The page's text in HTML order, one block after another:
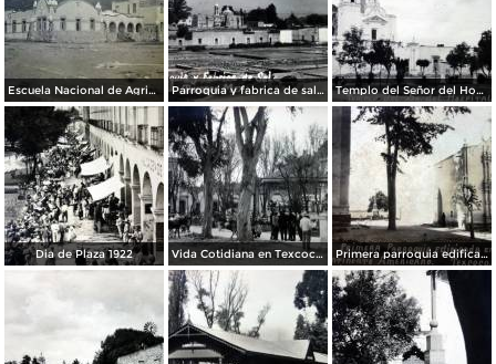
Escuela Nacional de Agricultura Cd de México Parroquia y fabrica de sal 1922. Templo del Señor del Hospital 1922.
Dia de Plaza 1922 Vida Cotidiana en Texcoco de Mora, México 1922. Primera parroquia edificada en el continente Americano.